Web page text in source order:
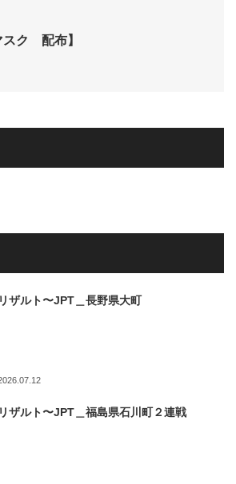
スク 配布】
リザルト〜JPT＿長野県大町
リザルト〜JPT＿福島県石川町２連戦